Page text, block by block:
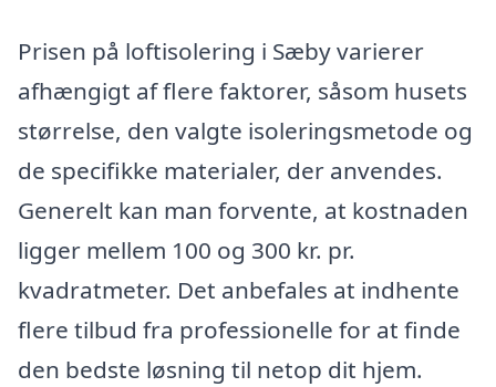
Prisen på loftisolering i Sæby varierer
afhængigt af flere faktorer, såsom husets
størrelse, den valgte isoleringsmetode og
de specifikke materialer, der anvendes.
Generelt kan man forvente, at kostnaden
ligger mellem 100 og 300 kr. pr.
kvadratmeter. Det anbefales at indhente
flere tilbud fra professionelle for at finde
den bedste løsning til netop dit hjem.